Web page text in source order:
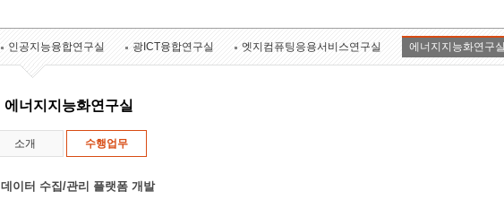
인공지능융합연구실 광ICT융합연구실 엣지컴퓨팅응용서비스연구실 에너지지능화연구실
에너지지능화연구실
소개 수행업무
데이터 수집/관리 플랫폼 개발